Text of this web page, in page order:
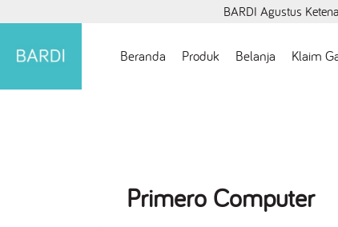
BARDI Agustus
Beranda Produk Belanja Klaim
Primero Computer